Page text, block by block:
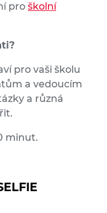
pro školní
pro vaši školu
a vedoucím
a různá
minut.